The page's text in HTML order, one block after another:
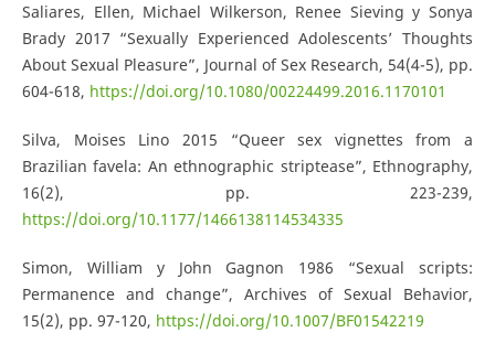
Saliares, Ellen, Michael Wilkerson, Renee Sieving y Sonya
Brady 2017 “Sexually Experienced Adolescents’ Thoughts
About Sexual Pleasure”, Journal of Sex Research, 54(4-5), pp.
604-618, https://doi.org/10.1080/00224499.2016.1170101
Silva, Moises Lino 2015 “Queer sex vignettes from a
Brazilian favela: An ethnographic striptease”, Ethnography,
16(2), pp. 223-239,
https://doi.org/10.1177/1466138114534335
Simon, William y John Gagnon 1986 “Sexual scripts:
Permanence and change”, Archives of Sexual Behavior,
15(2), pp. 97-120, https://doi.org/10.1007/BF01542219